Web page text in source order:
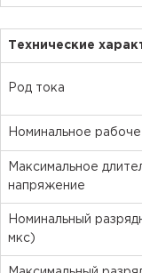
Технические
Род тока
Номинальное
Максимальное
напряжение
Номинальный
мкс)